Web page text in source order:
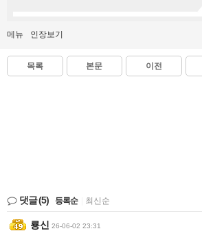
메뉴 인장보기
목록 본문 이전
댓글(5) 등록순 최신순
룡신 26-06-02 23:31